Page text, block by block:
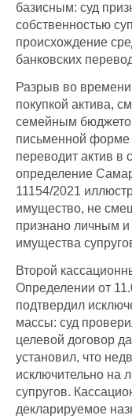
базисным: суд
собственностью
происхождение
банковских
Разрыв во
покупкой актива,
семейным
письменной
переводит актив в
определение
11154/2021
имущество, не
признано личным
имущества
Второй
Определении от
подтвердил
массы: суд
целевой договор
установил, что
исключительно на
супругов.
декларируемое